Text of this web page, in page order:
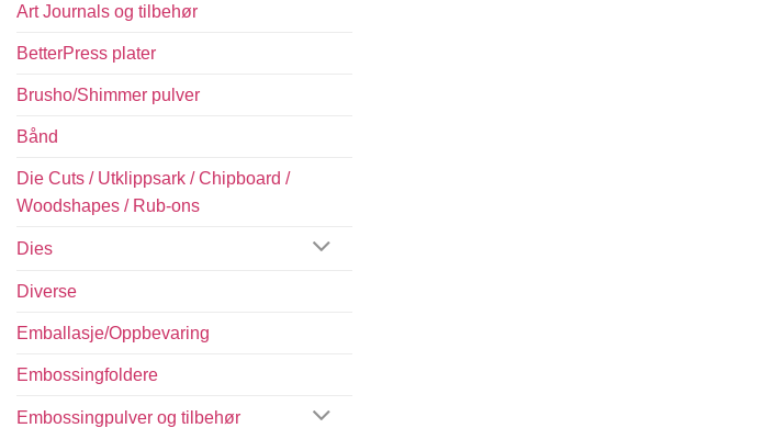
Art Journals og tilbehør
BetterPress plater
Brusho/Shimmer pulver
Bånd
Die Cuts / Utklippsark / Chipboard /
Woodshapes / Rub-ons
Dies
Diverse
Emballasje/Oppbevaring
Embossingfoldere
Embossingpulver og tilbehør